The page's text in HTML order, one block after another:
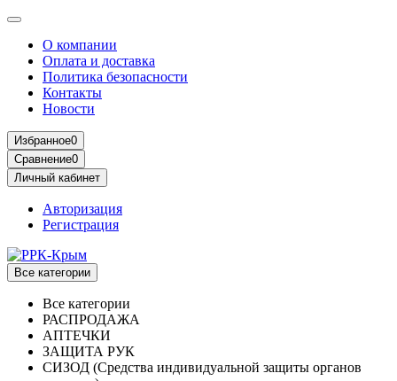
О компании
Оплата и доставка
Политика безопасности
Контакты
Новости
Избранное0
Сравнение0
Личный кабинет
Авторизация
Регистрация
Все категории
Все категории
РАСПРОДАЖА
АПТЕЧКИ
ЗАЩИТА РУК
СИЗОД (Средства индивидуальной защиты органов